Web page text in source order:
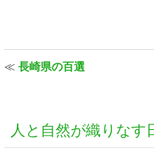
≪ 長崎県の百選
人と自然が織りなす